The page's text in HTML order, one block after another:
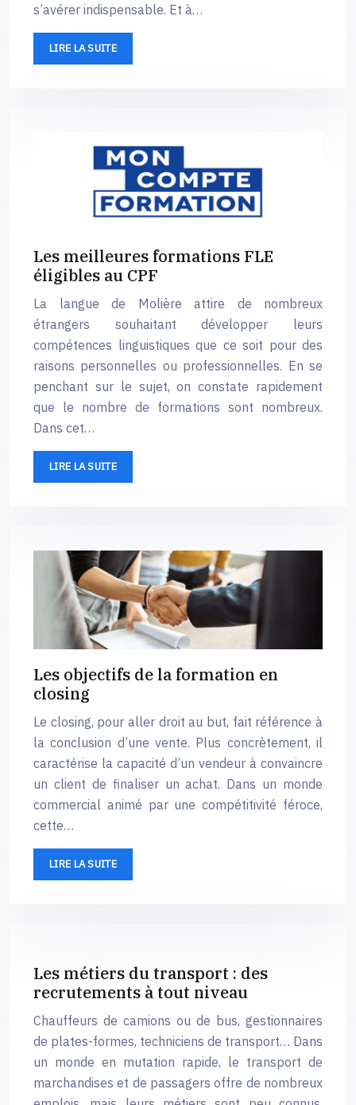
s’avérer indispensable. Et à…
LIRE LA SUITE
Les meilleures formations FLE
éligibles au CPF
La langue de Molière attire de nombreux
étrangers souhaitant développer leurs
compétences linguistiques que ce soit pour des
raisons personnelles ou professionnelles. En se
penchant sur le sujet, on constate rapidement
que le nombre de formations sont nombreux.
Dans cet…
LIRE LA SUITE
Les objectifs de la formation en
closing
Le closing, pour aller droit au but, fait référence à
la conclusion d’une vente. Plus concrètement, il
caractérise la capacité d’un vendeur à convaincre
un client de finaliser un achat. Dans un monde
commercial animé par une compétitivité féroce,
cette…
LIRE LA SUITE
Les métiers du transport : des
recrutements à tout niveau
Chauffeurs de camions ou de bus, gestionnaires
de plates-formes, techniciens de transport… Dans
un monde en mutation rapide, le transport de
marchandises et de passagers offre de nombreux